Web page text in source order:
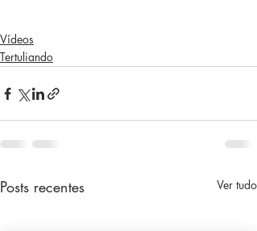
Vídeos
Tertuliando
Posts recentes Ver tudo